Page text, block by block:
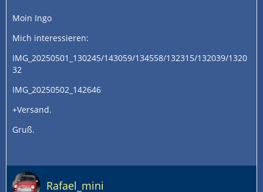
Moin Ingo
Mich interessieren:
IMG_20250501_130245/143059/134558/132315/132039/1320
32
IMG_20250502_142646
+Versand.
Gruß.
Rafael_mini